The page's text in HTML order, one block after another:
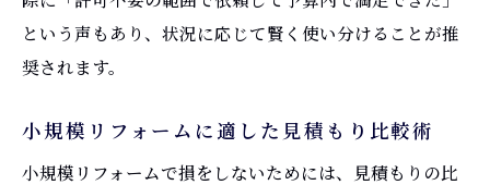
という声もあり、状況に応じて賢く使い分けることが推
奨されます。
小規模リフォームに適した見積もり比較術
小規模リフォームで損をしないためには、見積もりの比